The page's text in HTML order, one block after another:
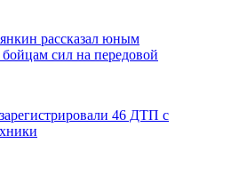
рассказал юным
сил на передовой
46 ДТП с